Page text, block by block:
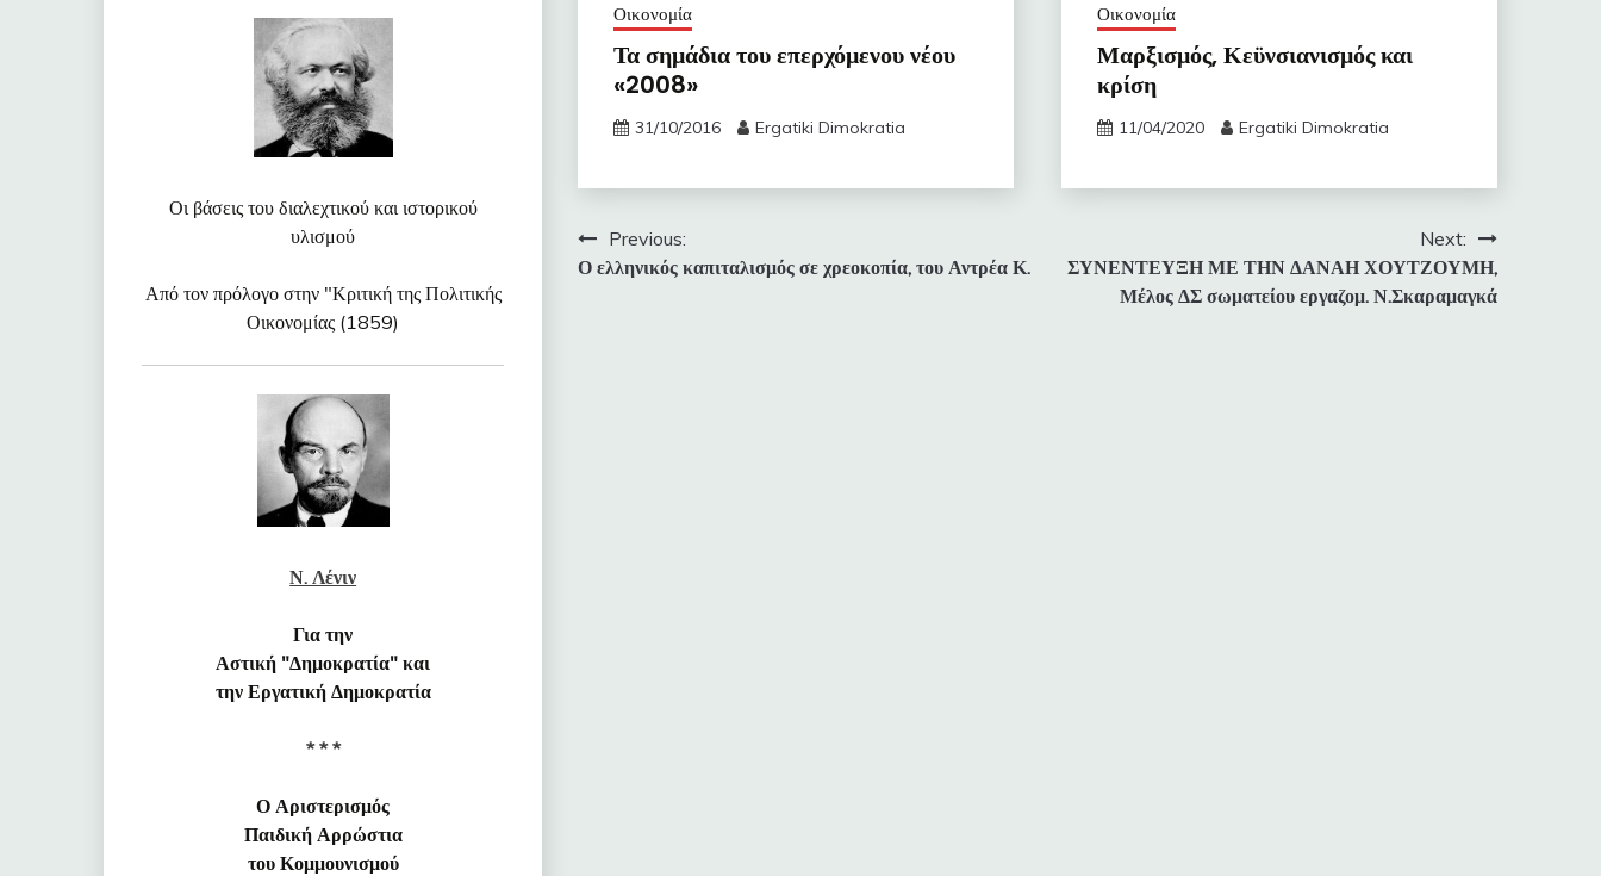
Οικονομία
Μαρξισμός, Κεϋνσιανισμός και
κρίση
11/04/2020 Ergatiki Dimokratia
Οικονομία
Τα σημάδια του επερχόμενου νέου
«2008»
31/10/2016 Ergatiki Dimokratia
Πλοήγηση
άρθρων
Previous:
Ο ελληνικός καπιταλισμός σε χρεοκοπία, του Αντρέα Κ.
Next:
ΣΥΝΕΝΤΕΥΞΗ ΜΕ ΤΗΝ ΔΑΝΑΗ ΧΟΥΤΖΟΥΜΗ,
Μέλος ΔΣ σωματείου εργαζομ. Ν.Σκαραμαγκά
Οι βάσεις του διαλεχτικού και ιστορικού
υλισμού
Από τον πρόλογο στην "Κριτική της Πολιτικής
Οικονομίας (1859)
Ν. Λένιν
Για την
Αστική "Δημοκρατία" και
την Εργατική Δημοκρατία
* * *
Ο Αριστερισμός
Παιδική Αρρώστια
του Κομμουνισμού